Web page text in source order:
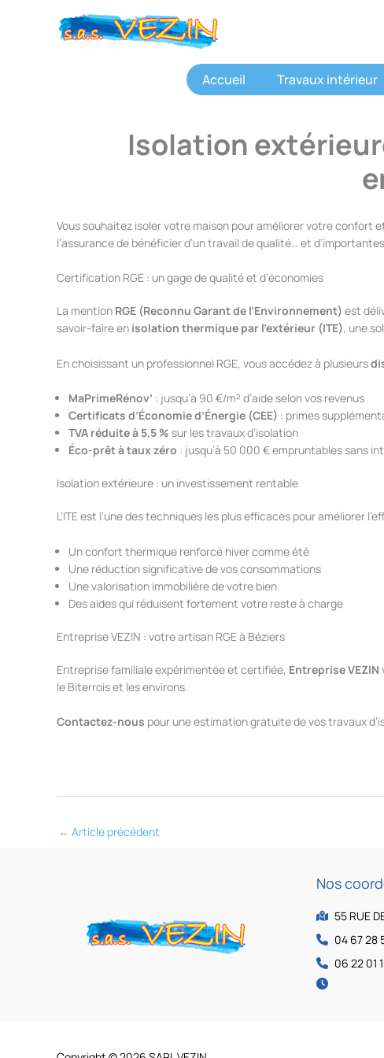
Accueil Travaux intérieur
Isolation
Vous souhaitez isoler votre maison pour améliorer votre confort
l’assurance de bénéficier d’un travail de qualité… et d’importantes
Certification RGE : un gage de qualité et d’économies
La mention RGE (Reconnu Garant de l’Environnement) est
savoir-faire en isolation thermique par l’extérieur (ITE), une
En choisissant un professionnel RGE, vous accédez à plusieurs
MaPrimeRénov’ : jusqu’à 90 €/m² d’aide selon vos revenus
Certificats d’Économie d’Énergie (CEE) : primes
TVA réduite à 5,5 % sur les travaux d’isolation
Éco-prêt à taux zéro : jusqu’à 50 000 € empruntables sans
Isolation extérieure : un investissement rentable
L’ITE est l’une des techniques les plus efficaces pour améliorer
Un confort thermique renforcé hiver comme été
Une réduction significative de vos consommations
Une valorisation immobilière de votre bien
Des aides qui réduisent fortement votre reste à charge
Entreprise VEZIN : votre artisan RGE à Béziers
Entreprise familiale expérimentée et certifiée, Entreprise VEZIN
le Biterrois et les environs.
Contactez-nous pour une estimation gratuite de vos travaux
← Article précédent
Nos
55 RUE
04 67 28
06 22 01